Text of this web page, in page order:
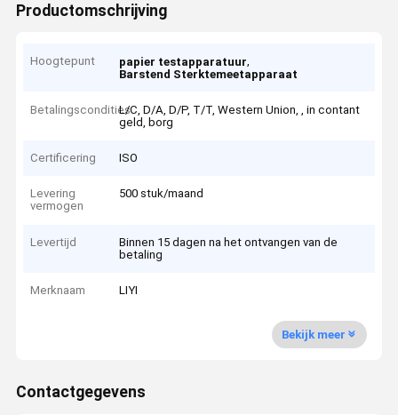
Productomschrijving
Hoogtepunt papier testapparatuur,
Barstend Sterktemeetapparaat
BetalingsconditiesL/C, D/A, D/P, T/T, Western Union, , in contant
geld, borg
Certificering ISO
Levering
vermogen
500 stuk/maand
Levertijd
Binnen 15 dagen na het ontvangen van de
betaling
Merknaam LIYI
Bekijk meer
Contactgegevens